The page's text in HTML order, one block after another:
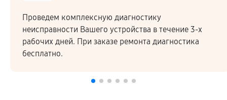
Проведем комплексную диагностику
неисправности Вашего устройства в течение 3-х
рабочих дней. При заказе ремонта диагностика
бесплатно.